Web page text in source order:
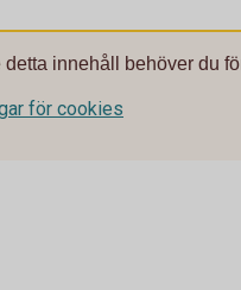
detta innehåll behöver du
för cookies